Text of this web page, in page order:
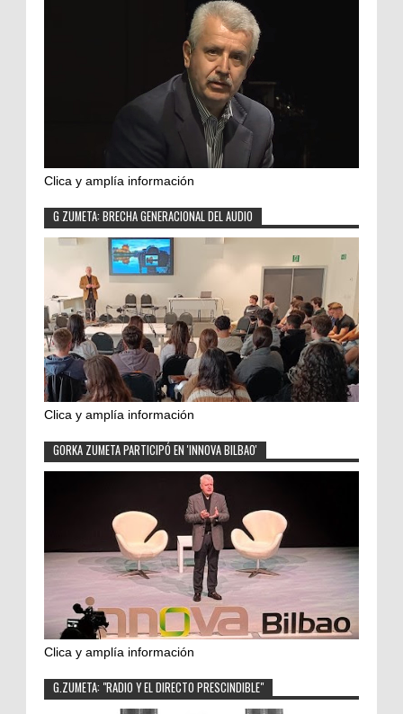
Clica y amplía información
G ZUMETA: BRECHA GENERACIONAL DEL AUDIO
Clica y amplía información
GORKA ZUMETA PARTICIPÓ EN 'INNOVA BILBAO'
Clica y amplía información
G.ZUMETA: "RADIO Y EL DIRECTO PRESCINDIBLE"